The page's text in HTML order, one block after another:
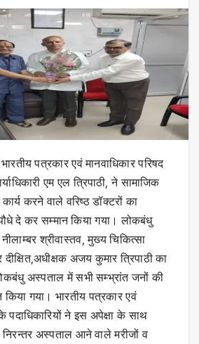
भारतीय पत्रकार एवं मानवाधिकार परिषद
एम एल त्रिपाठी, ने सामाजिक
करने वाले वरिष्ठ डॉक्टरों का
दे कर सम्मान किया गया। लोकबंधु
श्रीवास्तव, मुख्य चिकित्सा
दीक्षित,अधीक्षक अजय कुमार त्रिपाठी का
अस्पताल में सभी सम्भ्रांत जनों की
किया गया। भारतीय पत्रकार एवं
पदाधिकारियों ने इस अपेक्षा के साथ
निरन्तर अस्पताल आने वाले मरीजों व